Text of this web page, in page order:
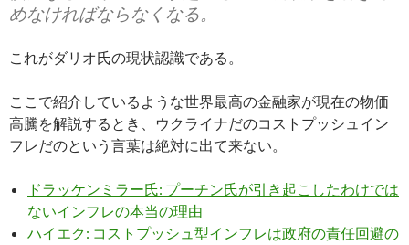
めなければならなくなる。
これがダリオ氏の現状認識である。
ここで紹介しているような世界最高の金融家が現在の物価
高騰を解説するとき、ウクライナだのコストプッシュイン
フレだのという言葉は絶対に出て来ない。
ドラッケンミラー氏: プーチン氏が引き起こしたわけでは
ないインフレの本当の理由
ハイエク: コストプッシュ型インフレは政府の責任回避の